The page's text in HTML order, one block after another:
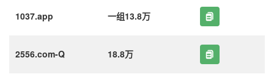
1037.app 一组13.8万
2556.com-Q 18.8万